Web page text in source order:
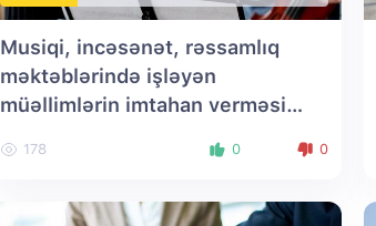
Musiqi, incəsənət, rəssamlıq
məktəblərində işləyən
müəllimlərin imtahan verməsi
178 0 0